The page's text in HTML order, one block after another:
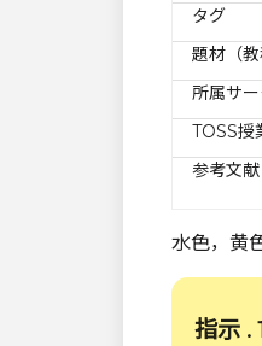
タグ
題材（教
所属サ
TOSS授
参考文献
水色，黄
指示 .